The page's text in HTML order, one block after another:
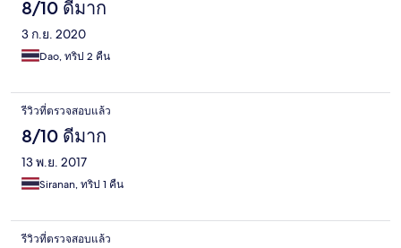
8/10 ดีมาก
3 ก.ย. 2020
Dao, ทริป 2 คืน
รีวิวที่ตรวจสอบแล้ว
8/10 ดีมาก
13 พ.ย. 2017
Siranan, ทริป 1 คืน
รีวิวที่ตรวจสอบแล้ว